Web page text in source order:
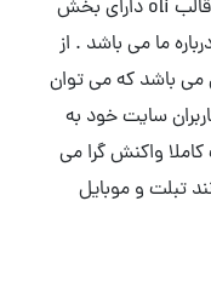
پس زمینه بسیار زیبا می باشد . همچنین قالب oli دارای بخش
ما می باشد . از
می باشد که می توان
سایت خود به
واکنش گرا می
تبلت و موبایل